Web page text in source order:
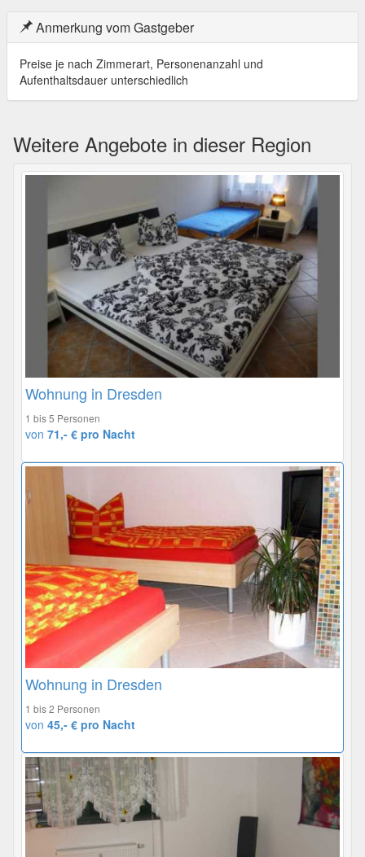
Anmerkung vom Gastgeber
Preise je nach Zimmerart, Personenanzahl und
Aufenthaltsdauer unterschiedlich
Weitere Angebote in dieser Region
Wohnung in Dresden
1 bis 5 Personen
von 71,- € pro Nacht
Wohnung in Dresden
1 bis 2 Personen
von 45,- € pro Nacht